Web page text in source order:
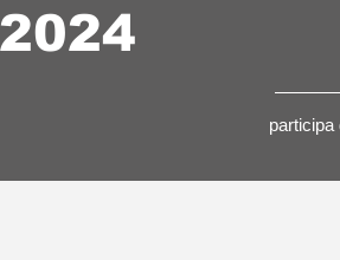
2024
participa